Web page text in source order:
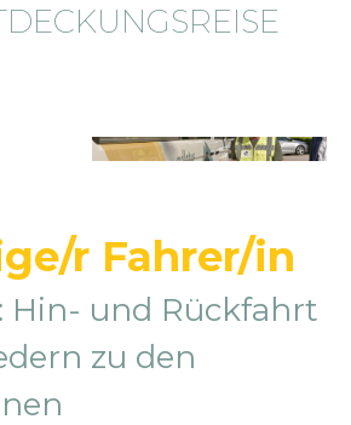
r Fahrer/in
: Hin- und Rückfahrt
zu den